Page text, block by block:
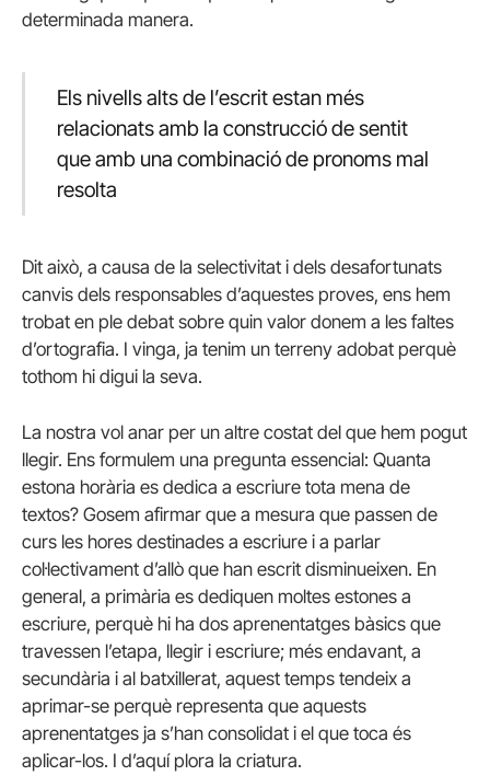
determinada manera.
Els nivells alts de l’escrit estan més
relacionats amb la construcció de sentit
que amb una combinació de pronoms mal
resolta
Dit això, a causa de la selectivitat i dels desafortunats
canvis dels responsables d’aquestes proves, ens hem
trobat en ple debat sobre quin valor donem a les faltes
d’ortografia. I vinga, ja tenim un terreny adobat perquè
tothom hi digui la seva.
La nostra vol anar per un altre costat del que hem pogut
llegir. Ens formulem una pregunta essencial: Quanta
estona horària es dedica a escriure tota mena de
textos? Gosem afirmar que a mesura que passen de
curs les hores destinades a escriure i a parlar
col·lectivament d’allò que han escrit disminueixen. En
general, a primària es dediquen moltes estones a
escriure, perquè hi ha dos aprenentatges bàsics que
travessen l’etapa, llegir i escriure; més endavant, a
secundària i al batxillerat, aquest temps tendeix a
aprimar-se perquè representa que aquests
aprenentatges ja s’han consolidat i el que toca és
aplicar-los. I d’aquí plora la criatura.